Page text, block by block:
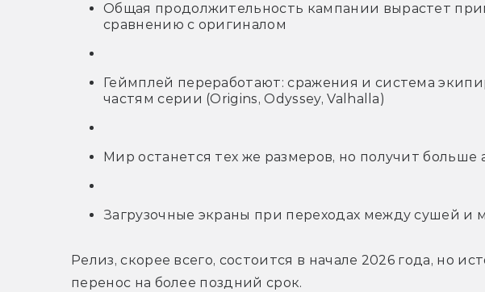
Общая продолжительность кампании вырастет
сравнению с оригиналом
Геймплей переработают: сражения и система
частям серии (Origins, Odyssey, Valhalla)
Мир останется тех же размеров, но получит больше
Загрузочные экраны при переходах между сушей и
Релиз, скорее всего, состоится в начале 2026 года, но
перенос на более поздний срок.